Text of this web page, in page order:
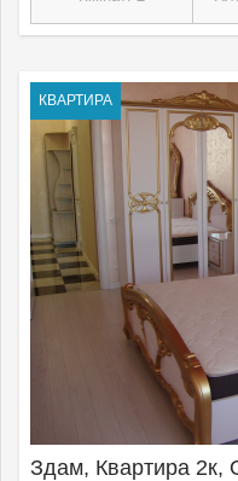
КВАРТИРА
Здам, Квартира 2к,